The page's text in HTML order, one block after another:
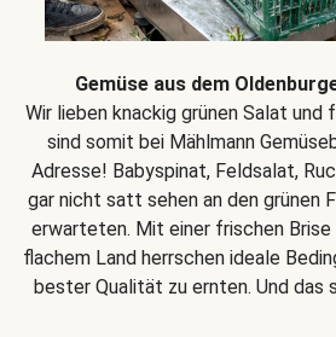
Gemüse aus dem
Wir lieben knackig grünen Salat und
sind somit bei Mählmann
Adresse! Babyspinat, Feldsalat,
gar nicht satt sehen an den grünen
erwarteten. Mit einer frischen Brise
flachem Land herrschen ideale
bester Qualität zu ernten. Und das